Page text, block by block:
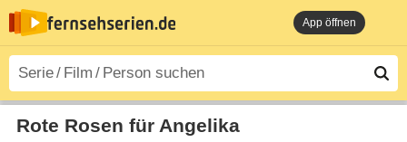
App öffnen
Rote Rosen für Angelika